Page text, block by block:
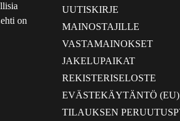
on
UUTISKIRJE
MAINOSTAJILLE
VASTAMAINOKSET
JAKELUPAIKAT
REKISTERISELOSTE
EVÄSTEKÄYTÄNTÖ (EU)
TILAUKSEN